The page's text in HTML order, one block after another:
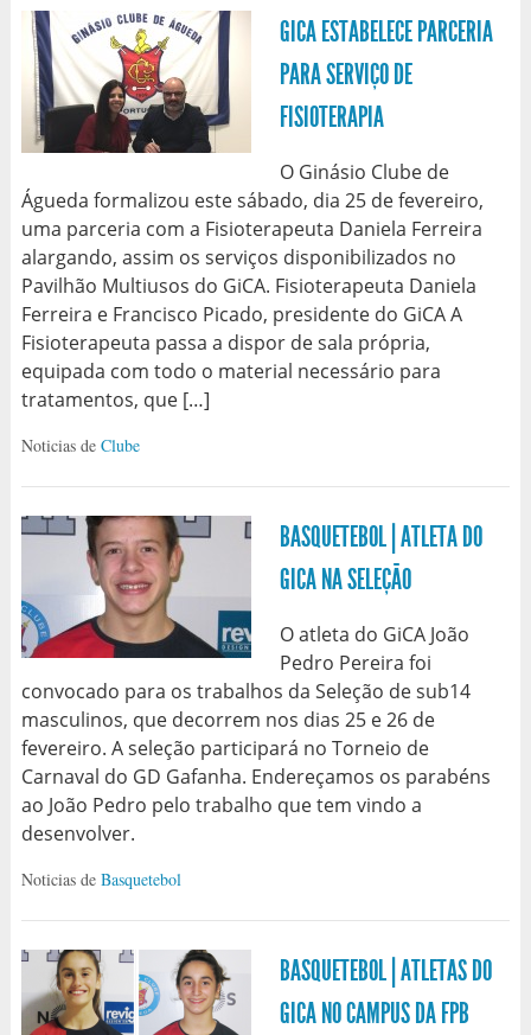
GICA ESTABELECE PARCERIA
PARA SERVIÇO DE
FISIOTERAPIA
O Ginásio Clube de
Águeda formalizou este sábado, dia 25 de fevereiro,
uma parceria com a Fisioterapeuta Daniela Ferreira
alargando, assim os serviços disponibilizados no
Pavilhão Multiusos do GiCA. Fisioterapeuta Daniela
Ferreira e Francisco Picado, presidente do GiCA A
Fisioterapeuta passa a dispor de sala própria,
equipada com todo o material necessário para
tratamentos, que […]
Noticias de Clube
BASQUETEBOL | ATLETA DO
GICA NA SELEÇÃO
O atleta do GiCA João
Pedro Pereira foi
convocado para os trabalhos da Seleção de sub14
masculinos, que decorrem nos dias 25 e 26 de
fevereiro. A seleção participará no Torneio de
Carnaval do GD Gafanha. Endereçamos os parabéns
ao João Pedro pelo trabalho que tem vindo a
desenvolver.
Noticias de Basquetebol
BASQUETEBOL | ATLETAS DO
GICA NO CAMPUS DA FPB